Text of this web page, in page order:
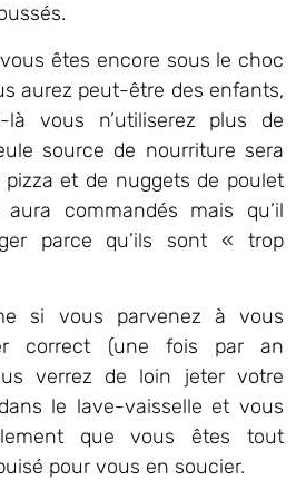
êtes encore sous le choc
aurez peut-être des enfants,
vous n’utiliserez plus de
source de nourriture sera
et de nuggets de poulet
commandés mais qu’il
parce qu’ils sont « trop
si vous parvenez à vous
correct (une fois par an
verrez de loin jeter votre
le lave-vaisselle et vous
que vous êtes tout
pour vous en soucier.